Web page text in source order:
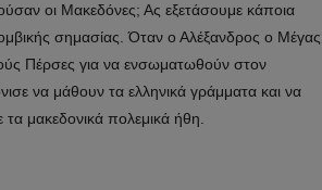
οι Μακεδόνες; Ας εξετάσουμε κάποια
σημασίας. Όταν ο Αλέξανδρος ο Μέγας
Πέρσες για να ενσωματωθούν στον
να μάθουν τα ελληνικά γράμματα και να
μακεδονικά πολεμικά ήθη.